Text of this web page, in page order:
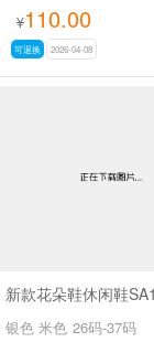
¥110.00
可退换 2026-04-08
新款花朵鞋休闲鞋
银色 米色 26码-37码